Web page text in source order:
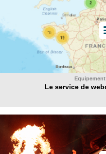
Equipement
Le service de